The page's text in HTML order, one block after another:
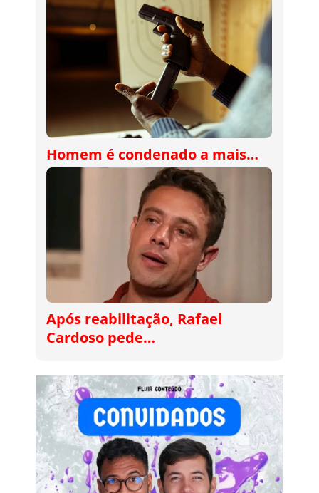
Homem é condenado a mais…
Após reabilitação, Rafael
Cardoso pede…